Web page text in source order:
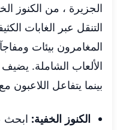
الجزيرة ، من الكنوز
التنقل عبر الغابات
المغامرون بيئات
الألعاب الشاملة. يضيف
بينما يتفاعل اللاعبون
الكنوز الخفية: ابحث